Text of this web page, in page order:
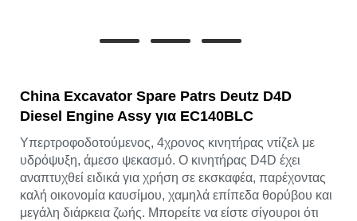
China Excavator Spare Patrs Deutz D4D
Diesel Engine Assy για EC140BLC
Υπερτροφοδοτούμενος, 4χρονος κινητήρας ντίζελ με
υδρόψυξη, άμεσο ψεκασμό. Ο κινητήρας D4D έχει
αναπτυχθεί ειδικά για χρήση σε εκσκαφέα, παρέχοντας
καλή οικονομία καυσίμου, χαμηλά επίπεδα θορύβου και
μεγάλη διάρκεια ζωής. Μπορείτε να είστε σίγουροι ότι